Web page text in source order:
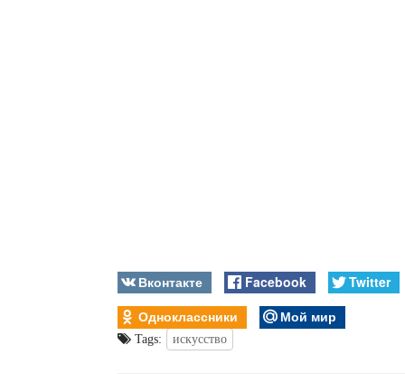
Вконтакте Facebook
Twitter
Одноклассники
Мой мир
Tags: искусство